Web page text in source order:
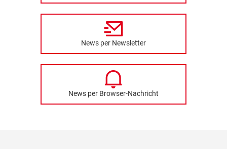
News per Newsletter
News per Browser-Nachricht